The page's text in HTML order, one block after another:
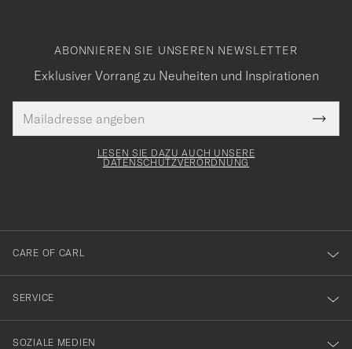
ABONNIEREN SIE UNSEREN NEWSLETTER
Exklusiver Vorrang zu Neuheiten und Inspirationen
Mail
Adresse
Tack
för
dig
till
vårt
nyhetsbrev!
LESEN SIE DAZU AUCH UNSERE
DATENSCHUTZVERORDNUNG
CARE OF CARL
SERVICE
SOZIALE MEDIEN